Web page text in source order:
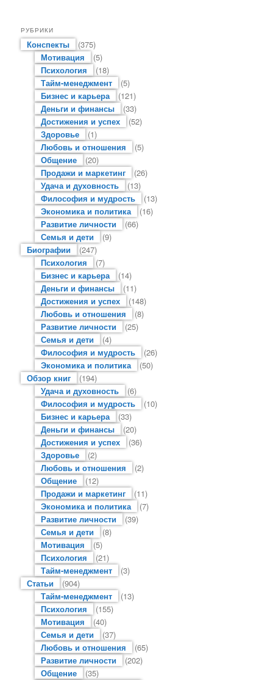
РУБРИКИ
Конспекты
(375)
Мотивация
(5)
Психология
(18)
Тайм-менеджмент
(5)
Бизнес и карьера
(121)
Деньги и финансы
(33)
Достижения и успех
(52)
Здоровье
(1)
Любовь и отношения
(5)
Общение
(20)
Продажи и маркетинг
(26)
Удача и духовность
(13)
Философия и мудрость
(13)
Экономика и политика
(16)
Развитие личности
(66)
Семья и дети
(9)
Биографии
(247)
Психология
(7)
Бизнес и карьера
(14)
Деньги и финансы
(11)
Достижения и успех
(148)
Любовь и отношения
(8)
Развитие личности
(25)
Семья и дети
(4)
Философия и мудрость
(26)
Экономика и политика
(50)
Обзор книг
(194)
Удача и духовность
(6)
Философия и мудрость
(10)
Бизнес и карьера
(33)
Деньги и финансы
(20)
Достижения и успех
(36)
Здоровье
(2)
Любовь и отношения
(2)
Общение
(12)
Продажи и маркетинг
(11)
Экономика и политика
(7)
Развитие личности
(39)
Семья и дети
(8)
Мотивация
(5)
Психология
(21)
Тайм-менеджмент
(3)
Статьи
(904)
Тайм-менеджмент
(13)
Психология
(155)
Мотивация
(40)
Семья и дети
(37)
Любовь и отношения
(65)
Развитие личности
(202)
Общение
(35)